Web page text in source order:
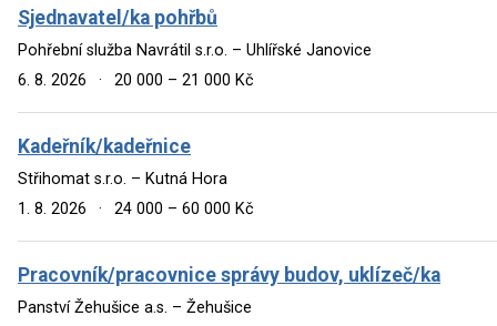
Sjednavatel/ka pohřbů
Pohřební služba Navrátil s.r.o. – Uhlířské Janovice
6. 8. 2026
· 20 000 – 21 000 Kč
Kadeřník/kadeřnice
Střihomat s.r.o. – Kutná Hora
1. 8. 2026
· 24 000 – 60 000 Kč
Pracovník/pracovnice správy budov, uklízeč/ka
Panství Žehušice a.s. – Žehušice